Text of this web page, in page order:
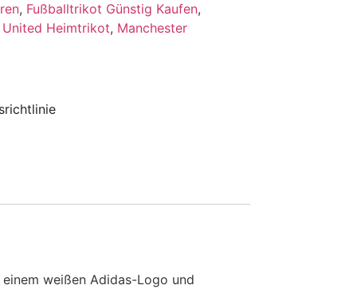
, Fußballtrikot Günstig Kaufen,
United Heimtrikot, Manchester
weißen Adidas-Logo und